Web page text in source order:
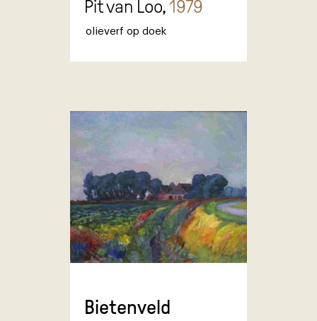
Pit van Loo,1979
olieverf op doek
Bietenveld